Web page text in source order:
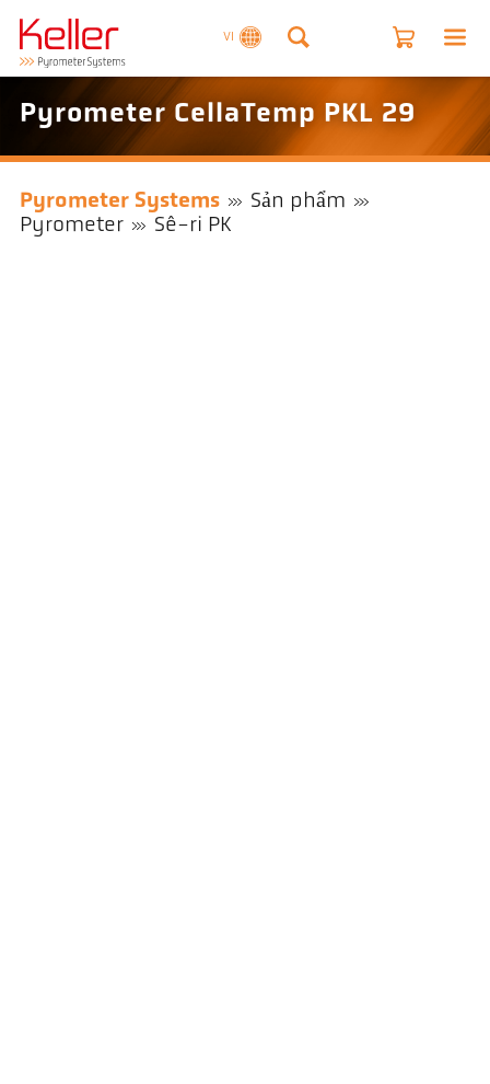
VI
Pyrometer CellaTemp PKL 29
Pyrometer Systems
Sản phẩm
Pyrometer
Sê-ri PK